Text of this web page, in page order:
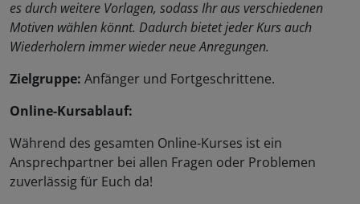
es durch weitere Vorlagen, sodass Ihr aus verschiedenen
Motiven wählen könnt. Dadurch bietet jeder Kurs auch
Wiederholern immer wieder neue Anregungen.
Zielgruppe: Anfänger und Fortgeschrittene.
Online-Kursablauf:
Während des gesamten Online-Kurses ist ein
Ansprechpartner bei allen Fragen oder Problemen
zuverlässig für Euch da!